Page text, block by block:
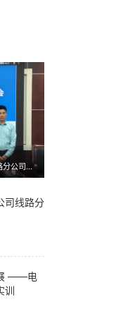
土木学院赴北京市地铁运营有限公司线路分公司访企拓岗
司线路分
训